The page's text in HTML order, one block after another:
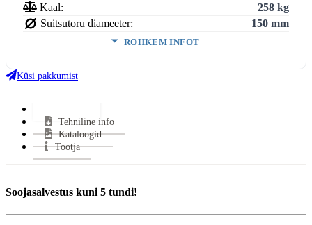
Kaal:
258 kg
Suitsutoru diameeter:
150 mm
ROHKEM INFOT
Ukse laius:
Kasutegur:
Keskmine puidu tarbimine:
Miinimum tõmme:
Suitsutoru ühendus:
Klaasi kuju:
Küsi pakkumist
Tehniline info
Kataloogid
Tootja
Soojasalvestus kuni 5 tundi!